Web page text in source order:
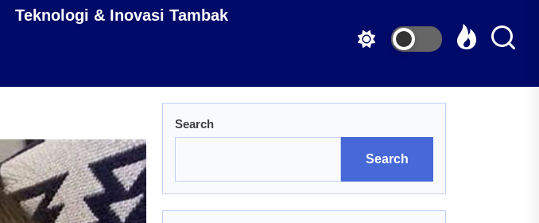
Teknologi & Inovasi Tambak
Search
Search